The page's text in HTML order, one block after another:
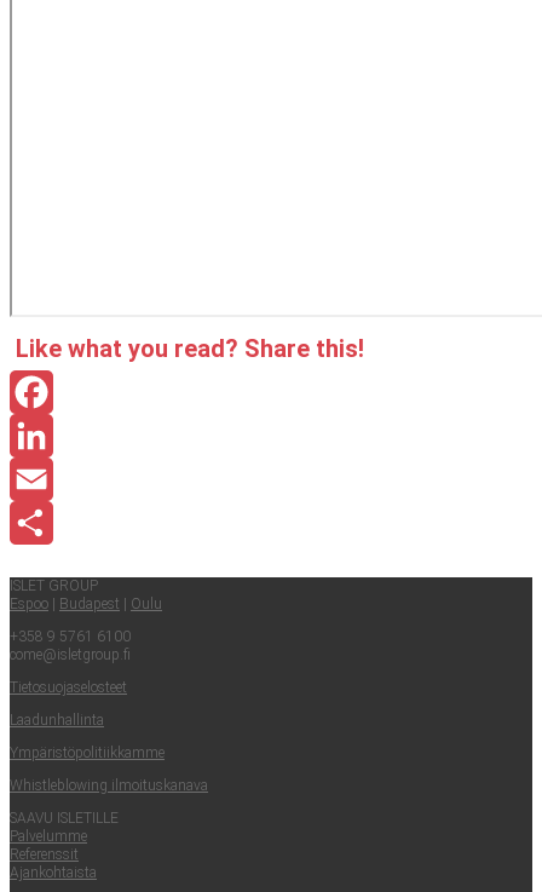
Like what you read? Sha­re this!
Facebook
LinkedIn
Email
ISLET GROUP
Espoo
Buda­pest
Oulu
+358 9 5761 6100
come@​isletgroup.​fi
Tie­to­suo­ja­se­los­teet
Laa­dun­hal­lin­ta
Ympä­ris­tö­po­li­tiik­kam­me
Whist­le­blowing ilmoituskanava
SAA­VU ISLETILLE
Pal­ve­lum­me
Refe­rens­sit
Ajan­koh­tais­ta